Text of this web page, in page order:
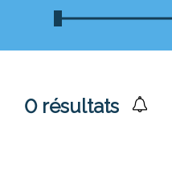
0résultats